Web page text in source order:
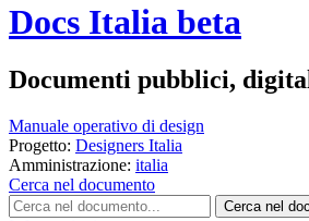
Docs Italia beta
Documenti pubblici,
Manuale operativo di design
Progetto: Designers Italia
Amministrazione: italia
Cerca nel documento
Cerca nel